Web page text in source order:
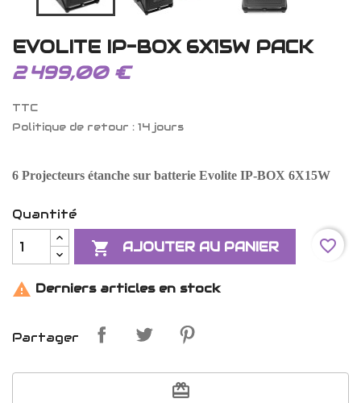
EVOLITE IP-BOX 6X15W PACK
2 499,00 €
TTC
Politique de retour : 14 jours
6 Projecteurs étanche sur batterie Evolite IP-BOX 6X15W
Quantité
 AJOUTER AU PANIER favorite_border
 Derniers articles en stock
Partager
redeem